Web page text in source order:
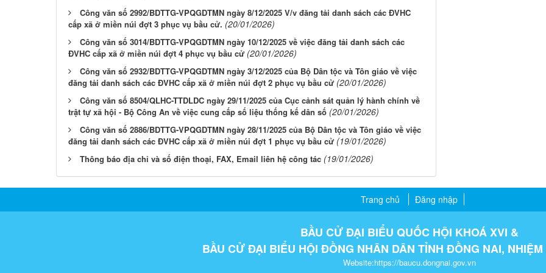
Công văn số 2992/BDTTG-VPQGDTMN ngày 8/12/2025 V/v đăng tải danh sách các ĐVHC
cấp xã ở miền núi đợt 3 phục vụ bầu cử. (20/01/2026)
Công văn số 3014/BDTTG-VPQGDTMN ngày 10/12/2025 về việc đăng tải danh sách các
ĐVHC cấp xã ở miền núi đợt 4 phục vụ bầu cử (20/01/2026)
Công văn số 2932/BDTTG-VPQGDTMN ngày 3/12/2025 của Bộ Dân tộc và Tôn giáo về việc
đăng tải danh sách các ĐVHC cấp xã ở miền núi đợt 2 phục vụ bầu cử (20/01/2026)
Công văn số 8504/QLHC-TTDLDC ngày 29/11/2025 của Cục cảnh sát quản lý hành chính về
trật tự xã hội - Bộ Công An về việc cung cấp số liệu thống kế dân số (20/01/2026)
Công văn số 2886/BDTTG-VPQGDTMN ngày 28/11/2025 của Bộ Dân tộc và Tôn giáo về việc
đăng tải danh sách các ĐVHC cấp xã ở miền núi đợt 1 phục vụ bầu cử (19/01/2026)
Thông báo địa chỉ và số điện thoại, FAX, Email liên hệ công tác (19/01/2026)
Trang chủ Đăng nhập
BẦU CỬ ĐẠI BIỂU QUỐC HỘI KHOÁ XVI &
BẦU CỬ ĐẠI BIỂU HỘI ĐỒNG NHÂN DÂN TỈNH ĐỒNG NAI, NHIỆM
Website:https://baucu.dongnai.gov.vn